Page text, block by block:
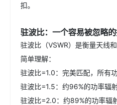
扣。
驻波比：一个容易被忽略
驻波比（VSWR）是衡量天线
简单理解：
驻波比=1.0：完美匹配，所有
驻波比=1.5：约96%的功率辐
驻波比=2.0：约89%的功率辐